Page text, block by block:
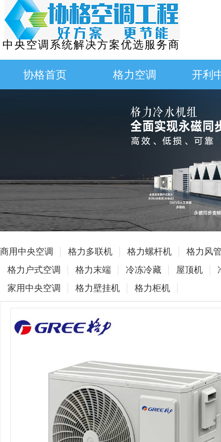
中央空调系统解决方案优选服务商
协格首页 格力空调 开利
商用中央空调 格力多联机 格力螺杆机
格力风
格力户式空调
格力末端 冷冻冷藏 屋顶机
家用中央空调
格力壁挂机 格力柜机